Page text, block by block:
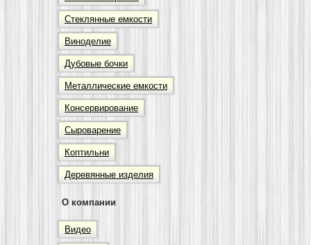
Стеклянные емкости
Виноделие
Дубовые бочки
Металлические емкости
Консервирование
Сыроварение
Коптильни
Деревянные изделия
О компании
Видео